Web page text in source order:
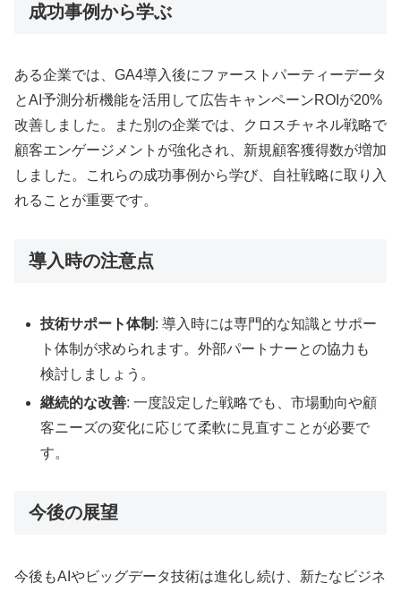
成功事例から学ぶ
ある企業では、GA4導入後にファーストパーティーデータ
とAI予測分析機能を活用して広告キャンペーンROIが20%
改善しました。また別の企業では、クロスチャネル戦略で
顧客エンゲージメントが強化され、新規顧客獲得数が増加
しました。これらの成功事例から学び、自社戦略に取り入
れることが重要です。
導入時の注意点
技術サポート体制 : 導入時には専門的な知識とサポー
ト体制が求められます。外部パートナーとの協力も
検討しましょう。
継続的な改善: 一度設定した戦略でも、市場動向や顧
客ニーズの変化に応じて柔軟に見直すことが必要で
す。
今後の展望
今後もAIやビッグデータ技術は進化し続け、新たなビジネ